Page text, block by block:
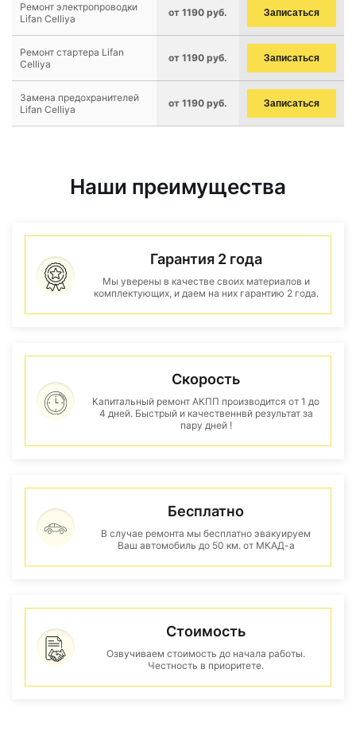
Ремонт электропроводки
Lifan Celliya
от 1190 руб. Записаться
Ремонт стартера Lifan
Celliya
от 1190 руб. Записаться
Замена предохранителей
Lifan Celliya
от 1190 руб. Записаться
Наши преимущества
Гарантия 2 года
Мы уверены в качестве своих материалов и
комплектующих, и даем на них гарантию 2 года.
Скорость
Капитальный ремонт АКПП производится от 1 до
4 дней. Быстрый и качественнвй результат за
пару дней !
Бесплатно
В случае ремонта мы бесплатно эвакуируем
Ваш автомобиль до 50 км. от МКАД-а
Стоимость
Озвучиваем стоимость до начала работы.
Честность в приоритете.